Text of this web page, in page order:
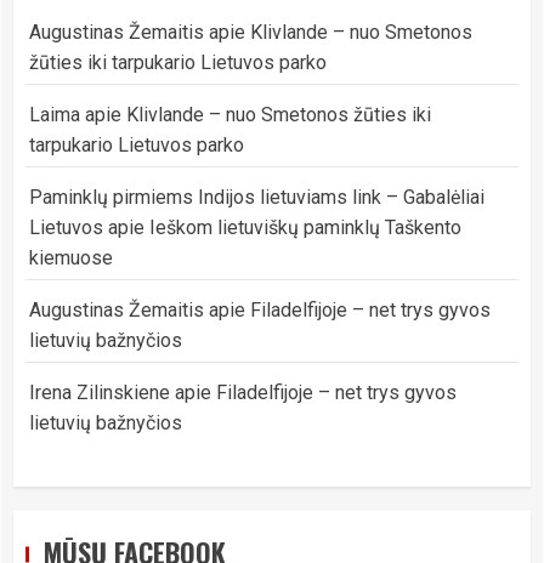
Augustinas Žemaitis apie Klivlande – nuo Smetonos
žūties iki tarpukario Lietuvos parko
Laima apie Klivlande – nuo Smetonos žūties iki
tarpukario Lietuvos parko
Paminklų pirmiems Indijos lietuviams link – Gabalėliai
Lietuvos apie Ieškom lietuviškų paminklų Taškento
kiemuose
Augustinas Žemaitis apie Filadelfijoje – net trys gyvos
lietuvių bažnyčios
Irena Zilinskiene apie Filadelfijoje – net trys gyvos
lietuvių bažnyčios
MŪSŲ FACEBOOK